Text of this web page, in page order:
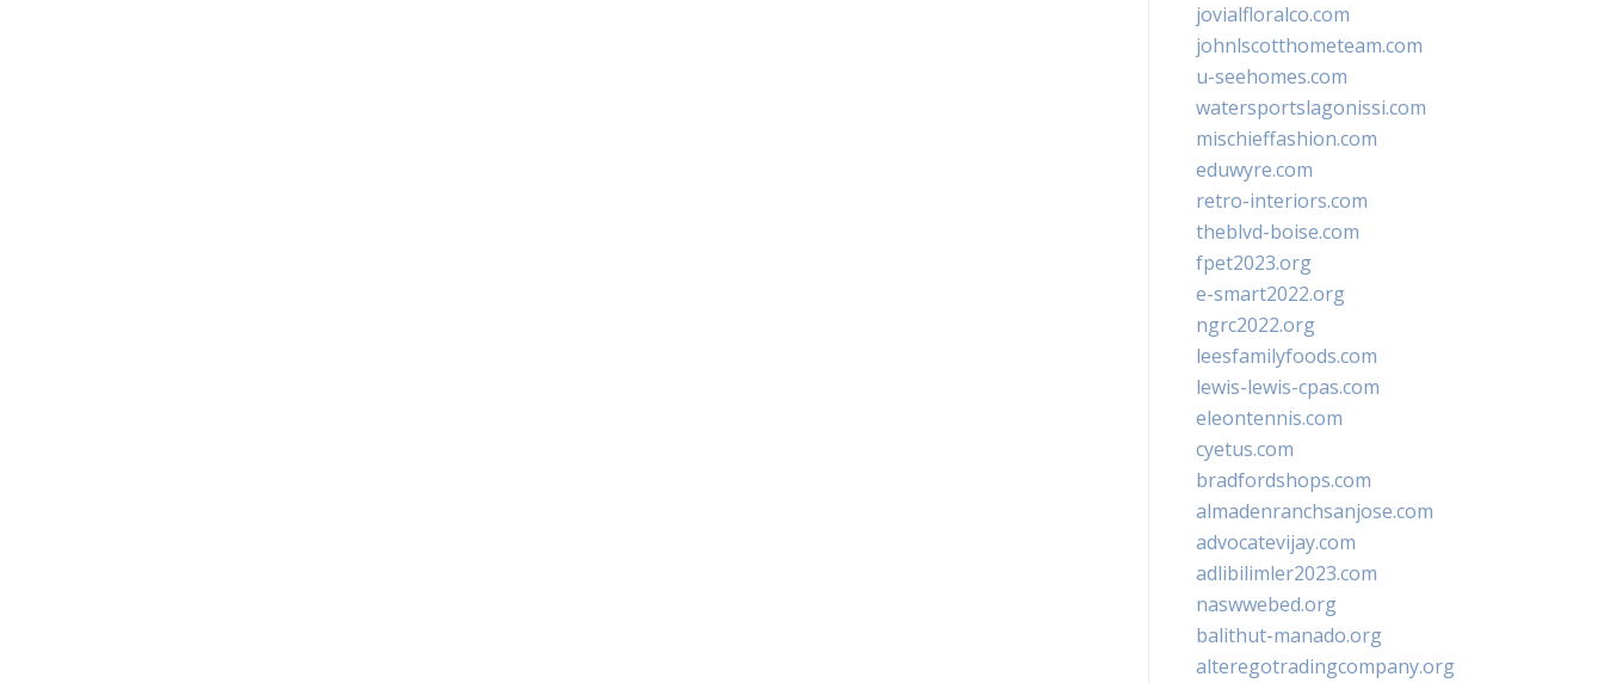
jovialfloralco.com
johnlscotthometeam.com
u-seehomes.com
watersportslagonissi.com
mischieffashion.com
eduwyre.com
retro-interiors.com
theblvd-boise.com
fpet2023.org
e-smart2022.org
ngrc2022.org
leesfamilyfoods.com
lewis-lewis-cpas.com
eleontennis.com
cyetus.com
bradfordshops.com
almadenranchsanjose.com
advocatevijay.com
adlibilimler2023.com
naswwebed.org
balithut-manado.org
alteregotradingcompany.org